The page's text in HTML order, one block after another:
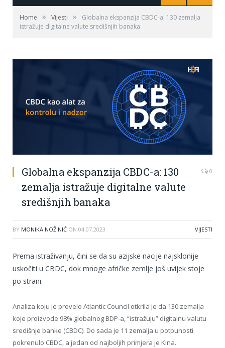
Home » Vijesti »
Globalna ekspanzija CBDC-a: 130 zemalja
istražuje digitalne valute središnjih banaka
Globalna ekspanzija CBDC-a: 130
zemalja istražuje digitalne valute
središnjih banaka
0
BY MONIKA NOŽINIĆ ON 04.07.2023 VIJESTI
Prema istraživanju, čini se da su azijske nacije najsklonije
uskočiti u CBDC, dok mnoge afričke zemlje još uvijek stoje
po strani.
Analiza koju je provelo Atlantic Council otkrila je da 130 zemalja
koje proizvode 98% globalnog BDP-a, “istražuju” digitalnu valutu
središnje banke (CBDC). Do sada je 11 zemalja u potpunosti
pokrenulo CBDC, a jedan od najboljih primjera je Kina.